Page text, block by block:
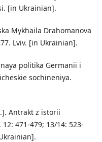
[in Ukrainian].
Mykhaila Drahomanova
Lviv. [in Ukrainian].
politika Germanii i
sochineniya.
Antrakt z istorii
471-479; 13/14: 523-